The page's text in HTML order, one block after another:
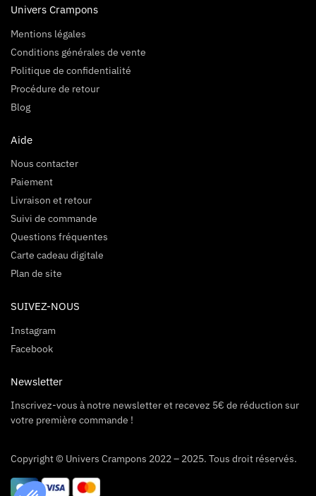
Univers Crampons
Mentions légales
Conditions générales de vente
Politique de confidentialité
Procédure de retour
Blog
Aide
Nous contacter
Paiement
Livraison et retour
Suivi de commande
Questions fréquentes
Carte cadeau digitale
Plan de site
SUIVEZ-NOUS
Instagram
Facebook
Newsletter
Inscrivez-vous à notre newsletter et recevez 5€ de réduction sur
votre première commande !
Copyright © Univers Crampons 2022 – 2025. Tous droit réservés.